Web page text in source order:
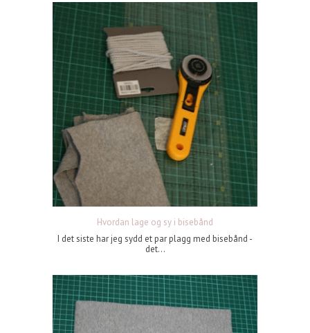
Hvordan lage og sy i bisebånd
I det siste har jeg sydd et par plagg med bisebånd -
det...